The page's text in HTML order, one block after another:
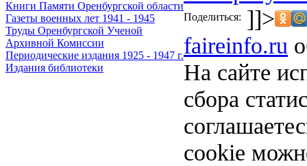
Книги Памяти Оренбургской области
Газеты военных лет 1941 - 1945
Труды Оренбургской Ученой
Архивной Комиссии
Периодические издания 1925 - 1947 г.
Издания библиотеки
Поделиться: ]]>
faireinfo.ru
На сайте
сбора
cookie